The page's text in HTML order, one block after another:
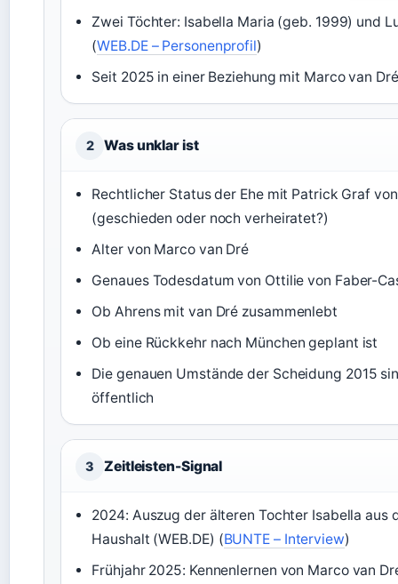
Zwei Töchter: Isabella Maria (geb. 1999) und
(WEB.DE – Personenprofil)
Seit 2025 in einer Beziehung mit Marco van
2 Was unklar ist
Rechtlicher Status der Ehe mit Patrick Graf
(geschieden oder noch verheiratet?)
Alter von Marco van Dré
Genaues Todesdatum von Ottilie von Faber-
Ob Ahrens mit van Dré zusammenlebt
Ob eine Rückkehr nach München geplant ist
Die genauen Umstände der Scheidung 2015
öffentlich
3 Zeitleisten-Signal
2024: Auszug der älteren Tochter Isabella aus
Haushalt (WEB.DE) (BUNTE – Interview)
Frühjahr 2025: Kennenlernen von Marco van